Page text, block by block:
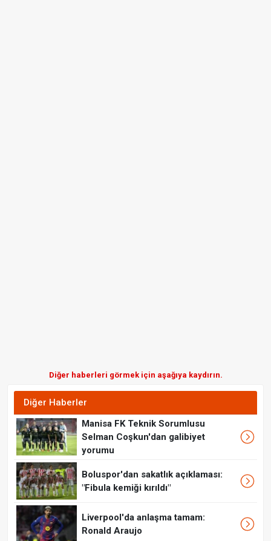
Diğer haberleri görmek için aşağıya kaydırın.
Diğer Haberler
Manisa FK Teknik Sorumlusu
Selman Coşkun'dan galibiyet
yorumu
Boluspor'dan sakatlık açıklaması:
"Fibula kemiği kırıldı"
Liverpool'da anlaşma tamam:
Ronald Araujo